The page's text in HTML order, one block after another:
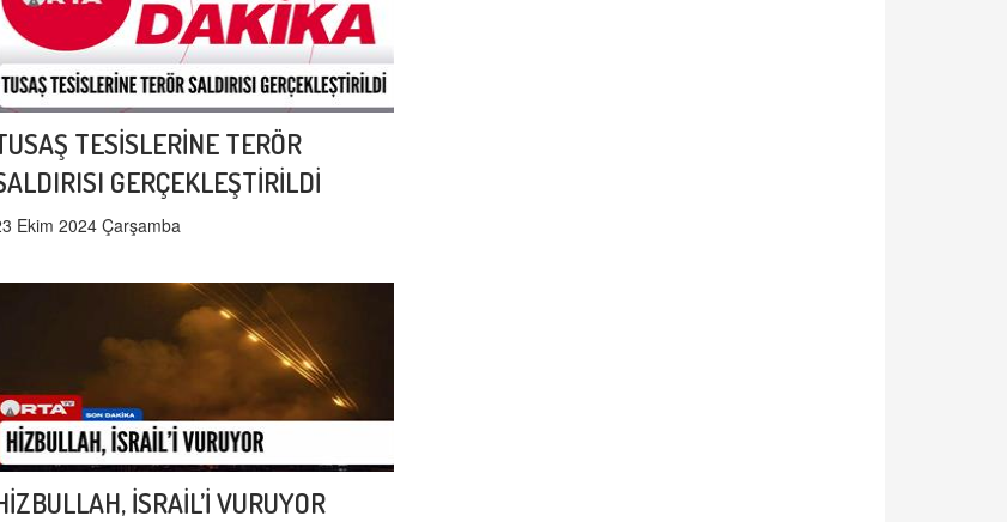
TESİSLERİNE TERÖR
GERÇEKLEŞTİRİLDİ
Ekim 2024 Çarşamba
İSRAİL’İ VURUYOR